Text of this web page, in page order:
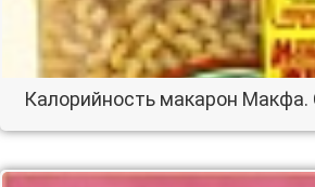
Калорийность макарон Макфа.